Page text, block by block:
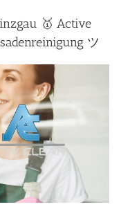
🥇 Active
ツ